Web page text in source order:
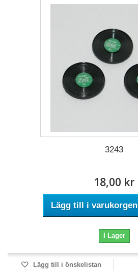
3243
18,00 kr
Lägg till i varukorgen
I Lager
Lägg till i önskelistan